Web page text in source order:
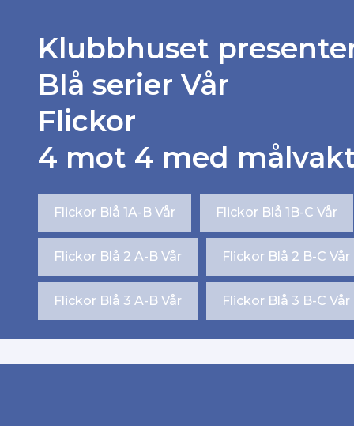
Klubbhuset
Blå serier Vår
Flickor
4 mot 4 med
Flickor Blå 1A-B Vår Flickor Blå 1B-C Vår
Flickor Blå 2 A-B Vår Flickor Blå 2 B-C Vår
Flickor Blå 3 A-B Vår Flickor Blå 3 B-C Vår